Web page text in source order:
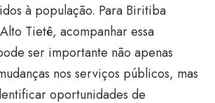
à população. Para Biritiba
Tietê, acompanhar essa
ser importante não apenas
nos serviços públicos, mas
oportunidades de